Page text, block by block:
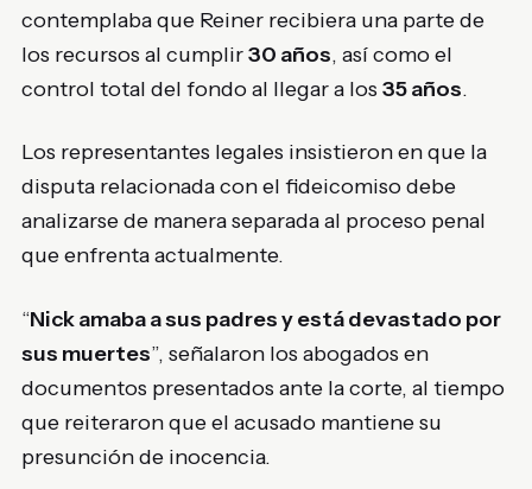
contemplaba que Reiner recibiera una parte de
los recursos al cumplir30 años, así como el
control total del fondo al llegar a los 35 años.
Los representantes legales insistieron en que la
disputa relacionada con el fideicomiso debe
analizarse de manera separada al proceso penal
que enfrenta actualmente.
“Nick amaba a sus padres y está devastado por
sus muertes”, señalaron los abogados en
documentos presentados ante la corte, al tiempo
que reiteraron que el acusado mantiene su
presunción de inocencia.